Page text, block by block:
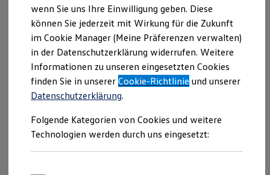
Schnell verfügbare Fahrzeuge
Angebote und Produkte
Aktuelle Angebote
E-Auto-Förderung
Volkswagen Marktplatz
Die ENERGY Sondermodelle
Junge Gebrauchtwagen und Gebrauchtwagen
Volkswagen Zertifizierte Gebrauchtwagen
Elektromobilität bei Gebrauchtwagen
Saisonangebote
Reifenpakete
Leasing
Leasing-Angebote
wenn Sie uns Ihre Einwilligung geben. Diese
können Sie jederzeit mit Wirkung für die Zukunft
im Cookie Manager (Meine Präferenzen verwalten)
in der Datenschutzerklärung widerrufen. Weitere
Informationen zu unseren eingesetzten Cookies
finden Sie in unsererCookie-Richtlinie und unserer
Datenschutzerklärung.
Folgende Kategorien von Cookies und weitere
Technologien werden durch uns eingesetzt: